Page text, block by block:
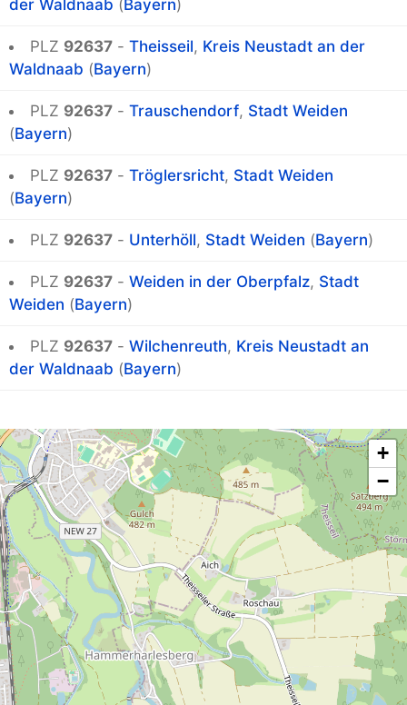
der Waldnaab ( Bayern)
PLZ 92637 - Theisseil, Kreis Neustadt an der
Waldnaab (Bayern)
PLZ 92637 - Trauschendorf, Stadt Weiden
(Bayern)
PLZ 92637 - Tröglersricht, Stadt Weiden
(Bayern)
PLZ 92637 - Unterhöll, Stadt Weiden (Bayern)
PLZ 92637 - Weiden in der Oberpfalz, Stadt
Weiden (Bayern)
PLZ 92637 - Wilchenreuth, Kreis Neustadt an
der Waldnaab (Bayern)